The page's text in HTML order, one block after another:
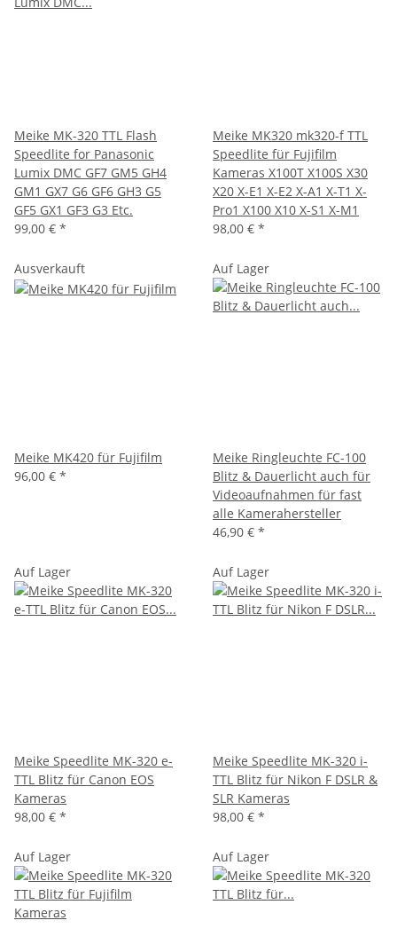
Meike MK-320 TTL Flash
Speedlite for Panasonic
Lumix DMC GF7 GM5 GH4
GM1 GX7 G6 GF6 GH3 G5
GF5 GX1 GF3 G3 Etc.
99,00 € *
Meike MK320 mk320-f TTL
Speedlite für Fujifilm
Kameras X100T X100S X30
X20 X-E1 X-E2 X-A1 X-T1 X-
Pro1 X100 X10 X-S1 X-M1
98,00 € *
Ausverkauft
Meike MK420 für Fujifilm
96,00 € *
Auf Lager
Meike Ringleuchte FC-100
Blitz & Dauerlicht auch für
Videoaufnahmen für fast
alle Kamerahersteller
46,90 € *
Auf Lager
Meike Speedlite MK-320 e-
TTL Blitz für Canon EOS
Kameras
98,00 € *
Auf Lager
Meike Speedlite MK-320 i-
TTL Blitz für Nikon F DSLR &
SLR Kameras
98,00 € *
Auf Lager Auf Lager